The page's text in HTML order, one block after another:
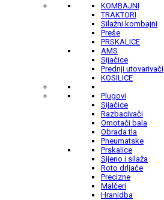
KOMBAJNI
TRAKTORI
Silažni kombajni
Preše
PRSKALICE
AMS
Sijačice
Prednji utovarivači
KOSILICE
Plugovi
Sijačice
Razbacivači
Omotači bala
Obrada tla
Pneumatske
Prskalice
Sijeno i silaža
Roto drljače
Precizne
Malčeri
Hranidba